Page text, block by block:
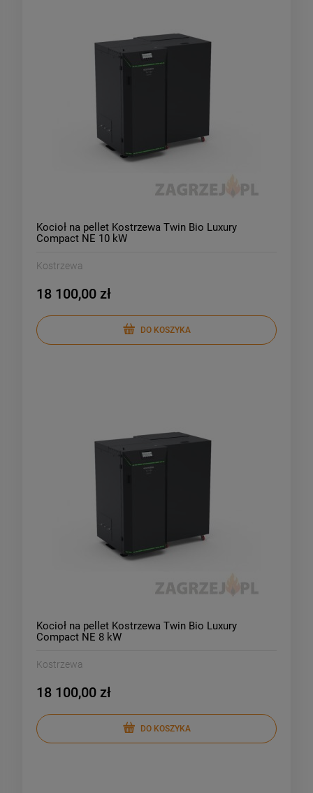
Kocioł na pellet Kostrzewa Twin Bio Luxury
Compact NE 10 kW
Kostrzewa
18 100,00 zł
DO KOSZYKA
Kocioł na pellet Kostrzewa Twin Bio Luxury
Compact NE 8 kW
Kostrzewa
18 100,00 zł
DO KOSZYKA